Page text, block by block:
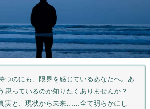
つのにも、限界を感じているあなたへ。あ
思っているのか知りたくありませんか？
実と、現状から未来……全て明らかにし